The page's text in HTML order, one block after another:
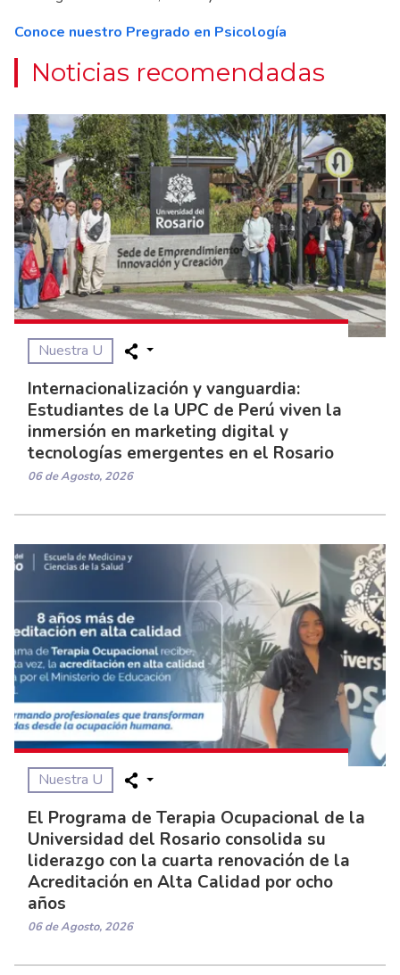
Conoce nuestro Pregrado en Psicología
Noticias recomendadas
Nuestra U
Internacionalización y vanguardia:
Estudiantes de la UPC de Perú viven la
inmersión en marketing digital y
tecnologías emergentes en el Rosario
06 de Agosto, 2026
Nuestra U
El Programa de Terapia Ocupacional de la
Universidad del Rosario consolida su
liderazgo con la cuarta renovación de la
Acreditación en Alta Calidad por ocho
años
06 de Agosto, 2026